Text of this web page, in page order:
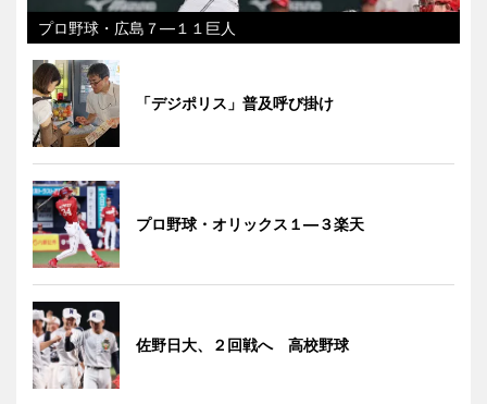
プロ野球・広島７―１１巨人
「デジポリス」普及呼び掛け
プロ野球・オリックス１―３楽天
佐野日大、２回戦へ 高校野球